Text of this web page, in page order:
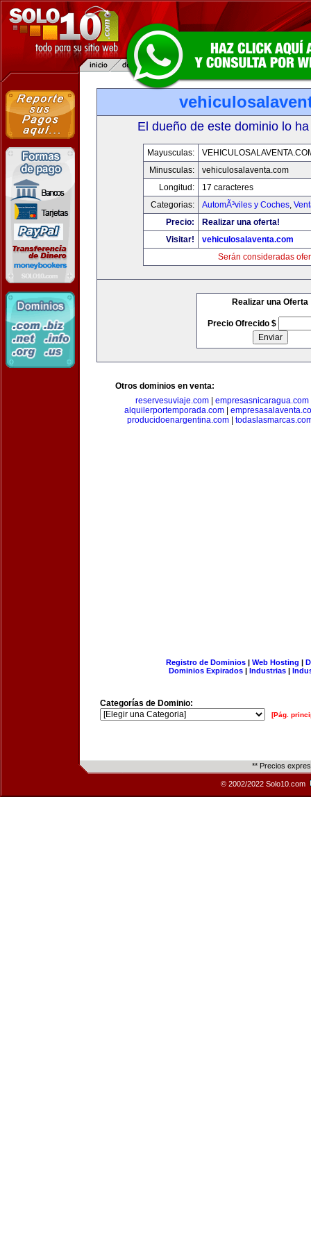
El dueño de este dominio lo
Mayusculas:
Minusculas:
vehiculosalaventa.com
Longitud:
17 caracteres
Categorias:
AutomÃ³viles y Coches,
Precio:
Realizar una oferta!
Visitar!
vehiculosalaventa.com
Serán consideradas
Realizar una Oferta
Precio Ofrecido $
Otros dominios en venta:
reservesuviaje.com| empresasnicaragua.com
alquilerportemporada.com
producidoenargentina.com|
Registro de Dominios| Web Hosting |
Dominios Expirados | Industrias |
Categorías de Dominio:
[Pág.
** Precios
© 2002/2022 Solo10.com